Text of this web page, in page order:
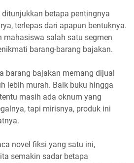
betapa pentingnya
terlepas dari apapun bentuknya.
mahasiswa salah satu segmen
barang-barang bajakan.
barang bajakan memang dijual
lebih murah. Baik buku hingga
masih ada oknum yang
tapi mirisnya, produk ini
novel fiksi yang satu ini,
semakin sadar betapa